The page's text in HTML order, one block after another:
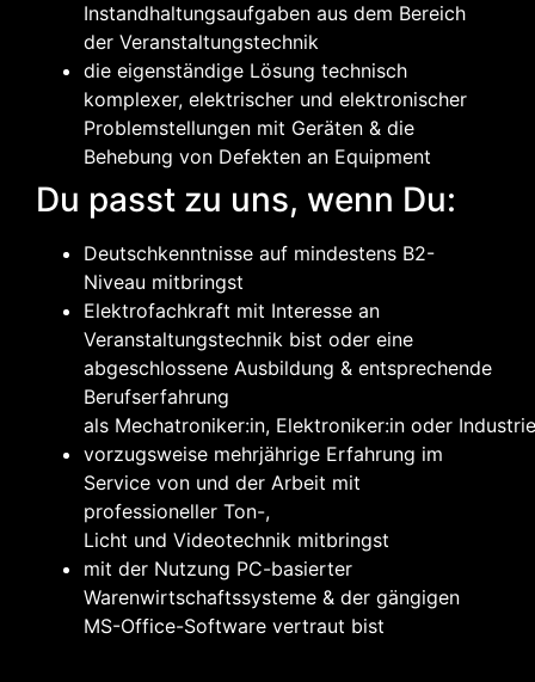
Instandhaltungsaufgaben aus dem Bereich
der Veranstaltungstechnik
die eigenständige Lösung technisch
komplexer, elektrischer und elektronischer
Problemstellungen mit Geräten & die
Behebung von Defekten an Equipment
Du passt zu uns, wenn Du:
Deutschkenntnisse auf mindestens B2-
Niveau mitbringst
Elektrofachkraft mit Interesse an
Veranstaltungstechnik bist oder eine
abgeschlossene Ausbildung & entsprechende
Berufserfahrung
als Mechatroniker:in, Elektroniker:in oder
vorzugsweise mehrjährige Erfahrung im
Service von und der Arbeit mit
professioneller Ton-,
Licht und Videotechnik mitbringst
mit der Nutzung PC-basierter
Warenwirtschaftssysteme & der gängigen
MS-Office-Software vertraut bist